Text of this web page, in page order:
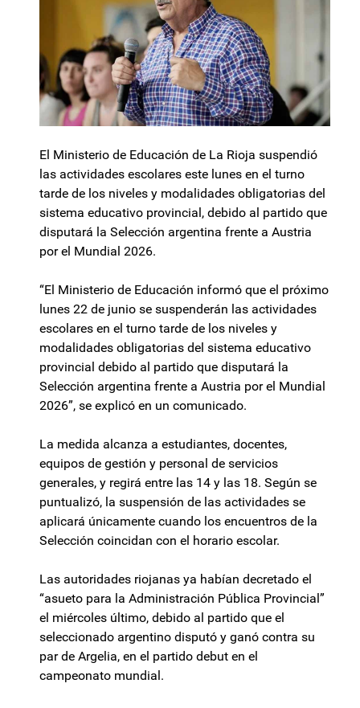
El Ministerio de Educación de La Rioja suspendió
las actividades escolares este lunes en el turno
tarde de los niveles y modalidades obligatorias del
sistema educativo provincial, debido al partido que
disputará la Selección argentina frente a Austria
por el Mundial 2026.
“El Ministerio de Educación informó que el próximo
lunes 22 de junio se suspenderán las actividades
escolares en el turno tarde de los niveles y
modalidades obligatorias del sistema educativo
provincial debido al partido que disputará la
Selección argentina frente a Austria por el Mundial
2026”, se explicó en un comunicado.
La medida alcanza a estudiantes, docentes,
equipos de gestión y personal de servicios
generales, y regirá entre las 14 y las 18. Según se
puntualizó, la suspensión de las actividades se
aplicará únicamente cuando los encuentros de la
Selección coincidan con el horario escolar.
Las autoridades riojanas ya habían decretado el
“asueto para la Administración Pública Provincial”
el miércoles último, debido al partido que el
seleccionado argentino disputó y ganó contra su
par de Argelia, en el partido debut en el
campeonato mundial.